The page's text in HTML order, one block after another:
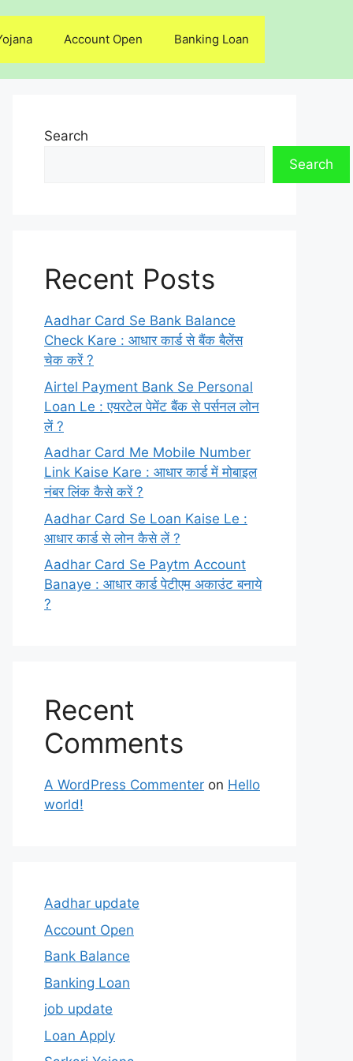
Account Open Banking Loan
Search
Search
Recent Posts
Aadhar Card Se Bank Balance
Check Kare : आधार कार्ड से बैंक बैलेंस
चेक करें ?
Airtel Payment Bank Se Personal
Loan Le : एयरटेल पेमेंट बैंक से पर्सनल लोन
लें ?
Aadhar Card Me Mobile Number
Link Kaise Kare : आधार कार्ड में मोबाइल
नंबर लिंक कैसे करें ?
Aadhar Card Se Loan Kaise Le :
आधार कार्ड से लोन कैसे लें ?
Aadhar Card Se Paytm Account
Banaye : आधार कार्ड पेटीएम अकाउंट बनाये
?
Recent
Comments
A WordPress Commenter on Hello
world!
Aadhar update
Account Open
Bank Balance
Banking Loan
job update
Loan Apply